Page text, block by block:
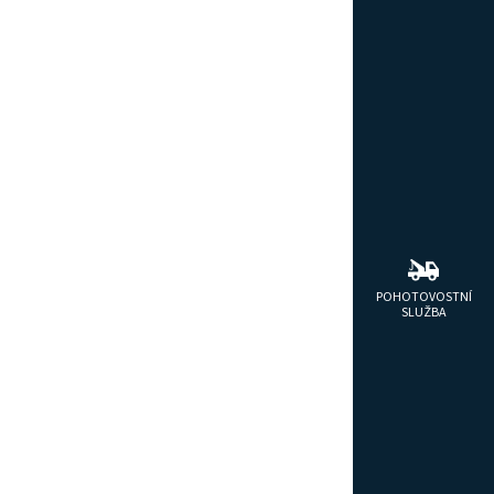
POHOTOVOSTNÍ
SLUŽBA